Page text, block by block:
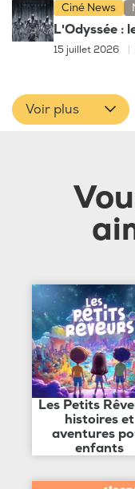
Ciné News
L'Odyssée :
15 juillet 2026 |
Voir plus
Les Petits
histoires et
aventures
enfants